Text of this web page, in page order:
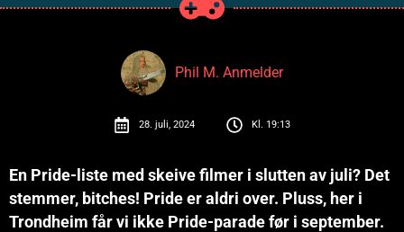
Phil M. Anmelder
28. juli, 2024 Kl. 19:13
En Pride-liste med skeive filmer i slutten av juli? Det
stemmer, bitches! Pride er aldri over. Pluss, her i
Trondheim får vi ikke Pride-parade før i september.